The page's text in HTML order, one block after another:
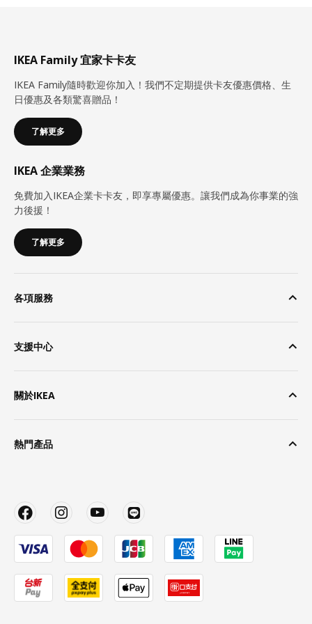
IKEA Family 宜家卡卡友
IKEA Family隨時歡迎你加入！我們不定期提供卡友優惠價格、生
日優惠及各類驚喜贈品！
了解更多
IKEA 企業業務
免費加入IKEA企業卡卡友，即享專屬優惠。讓我們成為你事業的強
力後援！
了解更多
各項服務
支援中心
關於IKEA
熱門產品